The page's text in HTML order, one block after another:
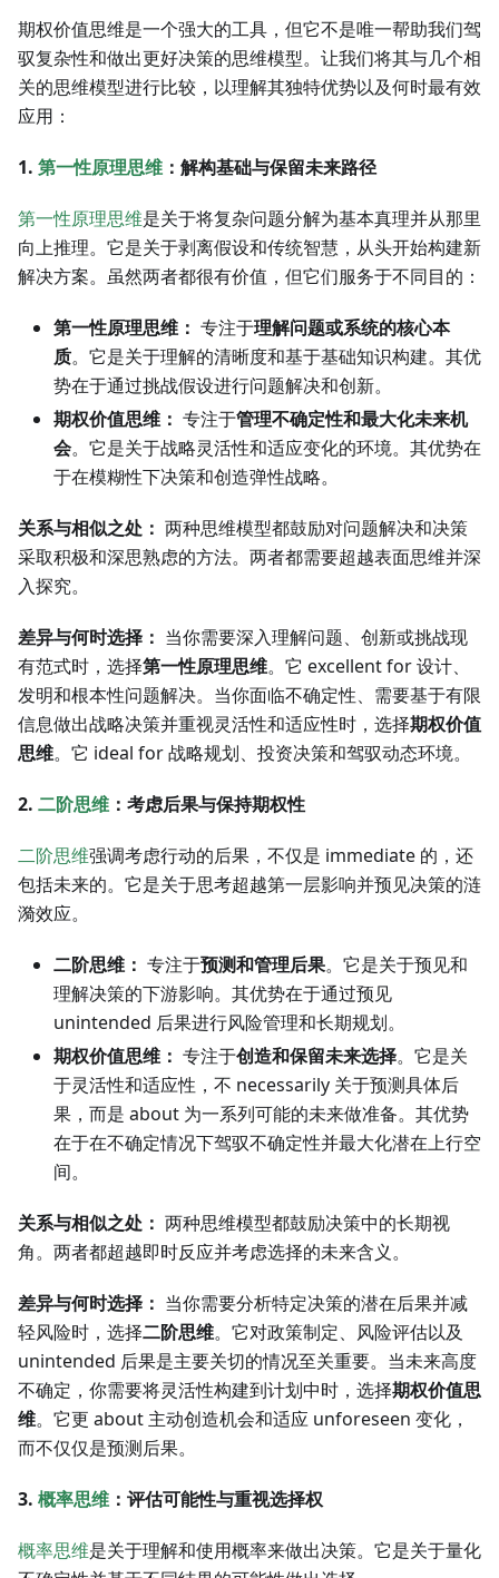
期权价值思维是一个强大的工具，但它不是唯一帮助我们驾
驭复杂性和做出更好决策的思维模型。让我们将其与几个相
关的思维模型进行比较，以理解其独特优势以及何时最有效
应用：
1. 第一性原理思维 ：解构基础与保留未来路径
第一性原理思维是关于将复杂问题分解为基本真理并从那里
向上推理。它是关于剥离假设和传统智慧，从头开始构建新
解决方案。虽然两者都很有价值，但它们服务于不同目的：
第一性原理思维： 专注于理解问题或系统的核心本
质。它是关于理解的清晰度和基于基础知识构建。其优
势在于通过挑战假设进行问题解决和创新。
期权价值思维： 专注于管理不确定性和最大化未来机
会。它是关于战略灵活性和适应变化的环境。其优势在
于在模糊性下决策和创造弹性战略。
关系与相似之处： 两种思维模型都鼓励对问题解决和决策
采取积极和深思熟虑的方法。两者都需要超越表面思维并深
入探究。
差异与何时选择： 当你需要深入理解问题、创新或挑战现
有范式时，选择第一性原理思维。它 excellent for 设计、
发明和根本性问题解决。当你面临不确定性、需要基于有限
信息做出战略决策并重视灵活性和适应性时，选择期权价值
思维。它 ideal for 战略规划、投资决策和驾驭动态环境。
2. 二阶思维 ：考虑后果与保持期权性
二阶思维强调考虑行动的后果，不仅是 immediate 的，还
包括未来的。它是关于思考超越第一层影响并预见决策的涟
漪效应。
二阶思维： 专注于预测和管理后果。它是关于预见和
理解决策的下游影响。其优势在于通过预见
unintended 后果进行风险管理和长期规划。
期权价值思维： 专注于创造和保留未来选择。它是关
于灵活性和适应性，不 necessarily 关于预测具体后
果，而是 about 为一系列可能的未来做准备。其优势
在于在不确定情况下驾驭不确定性并最大化潜在上行空
间。
关系与相似之处： 两种思维模型都鼓励决策中的长期视
角。两者都超越即时反应并考虑选择的未来含义。
差异与何时选择： 当你需要分析特定决策的潜在后果并减
轻风险时，选择二阶思维。它对政策制定、风险评估以及
unintended 后果是主要关切的情况至关重要。当未来高度
不确定，你需要将灵活性构建到计划中时，选择期权价值思
维。它更 about 主动创造机会和适应 unforeseen 变化，
而不仅仅是预测后果。
3. 概率思维 ：评估可能性与重视选择权
概率思维是关于理解和使用概率来做出决策。它是关于量化